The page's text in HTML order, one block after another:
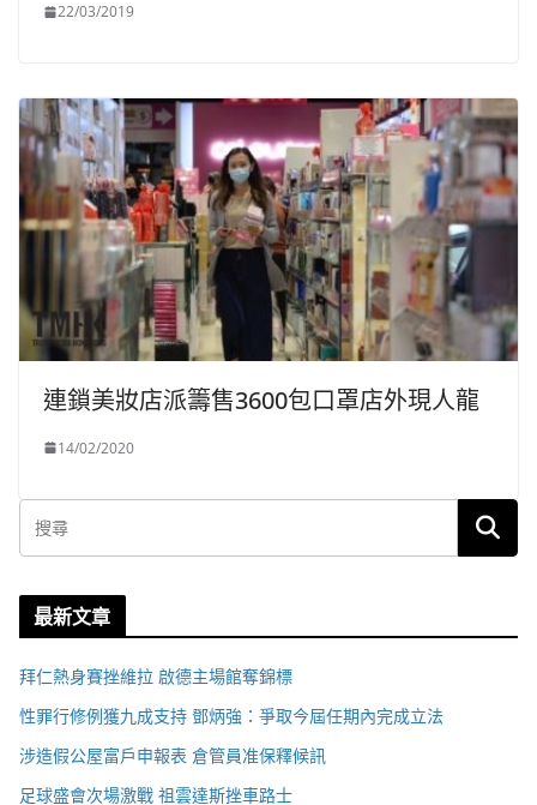
22/03/2019
連鎖美妝店派籌售3600包口罩店外現人龍
14/02/2020
最新文章
拜仁熱身賽挫維拉 啟德主場館奪錦標
性罪行修例獲九成支持 鄧炳強：爭取今屆任期內完成立法
涉造假公屋富戶申報表 倉管員准保釋候訊
足球盛會次場激戰 祖雲達斯挫車路士